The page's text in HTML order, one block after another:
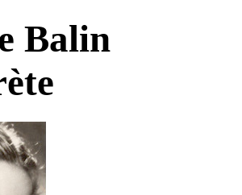
Balin